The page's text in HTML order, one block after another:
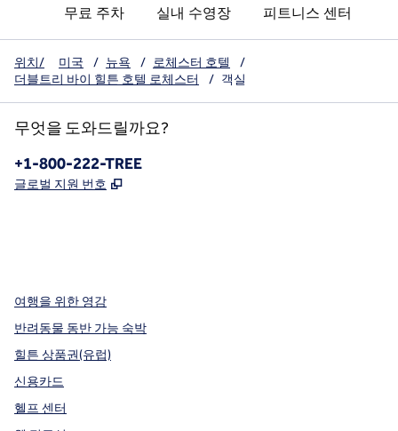
무료 주차
실내 수영장 피트니스 센터
위치/ 미국 / 뉴욕 / 로체스터 호텔
/
더블트리 바이 힐튼 호텔 로체스터
/ 객실
무엇을 도와드릴까요?
전화:
+1-800-222-TREE
글로벌 지원 번호 ,
여행을 위한 영감
반려동물 동반 가능 숙박
힐튼 상품권(유럽)
신용카드
헬프 센터